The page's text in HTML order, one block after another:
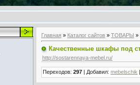
Главная » Каталог сайтов » ТОВАРЫ »
Качественные шкафы под
http://sostarennaya-mebel.ru/
Переходов: 297 | Добавил: mebelschik